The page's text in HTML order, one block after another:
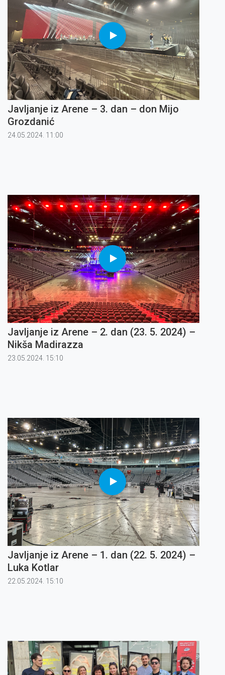
Javljanje iz Arene – 3. dan – don Mijo
Grozdanić
24.05.2024. 11:00
Javljanje iz Arene – 2. dan (23. 5. 2024) –
Nikša Madirazza
23.05.2024. 15:10
Javljanje iz Arene – 1. dan (22. 5. 2024) –
Luka Kotlar
22.05.2024. 15:10